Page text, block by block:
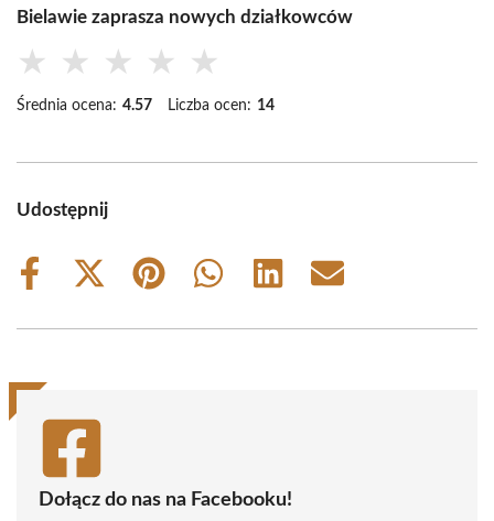
Bielawie zaprasza nowych działkowców
★ ★ ★ ★ ★
Średnia ocena: 4.57 Liczba ocen: 14
Udostępnij
Share
Share
(Twitter)
Share
Share
Share
Share
Dołącz do nas na Facebooku!